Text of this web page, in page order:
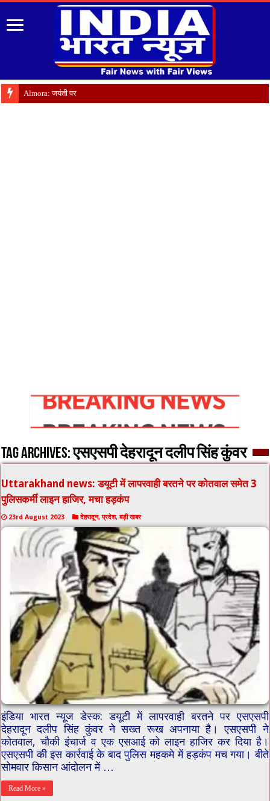
Almora: जयंती पर गृह क्षेत्र मे
Tag Archives:एसएसपी देहरादून दलीप सिंह कुंवर
Uttarakhand news: डयूटी में लापरवाही बरतने पर कोतवाल समेत 3
पुलिसकर्मी लाइन हाजिर, मचा हड़कंप
23rd August 2023 देहरादून,प्रदेश,बड़ी खबर
इंडिया भारत न्यूज डेस्क: डयूटी में लापरवाही बरतने पर एसएसपी
देहरादून दलीप सिंह कुंवर ने सख्त रूख अपनाया है। एसएसपी ने
कोतवाल, चौकी इंचार्ज व एक एसआई को लाइन हाजिर कर दिया है।
एसएसपी की इस कार्रवाई के बाद पुलिस महकमे में हड़कंप मच गया। बीते
सोमवार किसान आंदोलन में …
Read More »